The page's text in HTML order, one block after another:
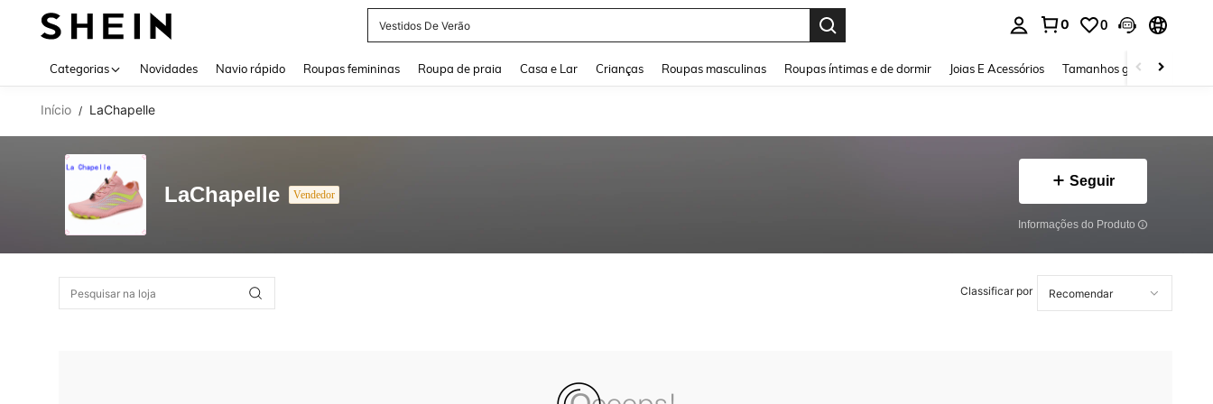
Vestidos De Verão
0 0
Categorias Novidades Navio rápido Roupas femininas Roupa de praia Casa e Lar Crianças Roupas masculinas Roupas íntimas e de dormir Joias E Acessórios Tamanhos grandes
Início / LaChapelle
LaChapelle Vendedor
Seguir
Informações do Produto
Classificar por